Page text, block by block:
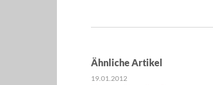
Ähnliche Artikel
19.01.2012